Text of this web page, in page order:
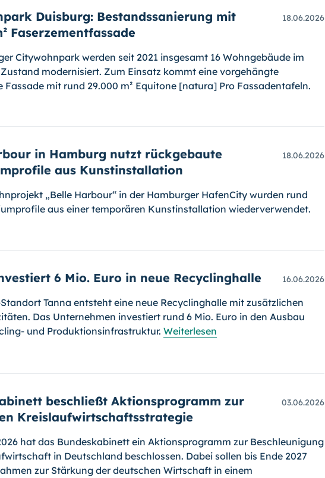
Duisburg: Bestandssanierung mit
Faserzementfassade
18.06.2026
Citywohnpark werden seit 2021 insgesamt 16 Wohngebäude im
modernisiert. Zum Einsatz kommt eine vorgehängte
Fassade mit rund 29.000 m² Equitone [natura] Pro Fassadentafeln.
in Hamburg nutzt rückgebaute
aus Kunstinstallation
18.06.2026
„Belle Harbour“ in der Hamburger HafenCity wurden rund
aus einer temporären Kunstinstallation wiederverwendet.
6 Mio. Euro in neue Recyclinghalle 16.06.2026
Tanna entsteht eine neue Recyclinghalle mit zusätzlichen
Das Unternehmen investiert rund 6 Mio. Euro in den Ausbau
und Produktionsinfrastruktur. Weiterlesen
beschließt Aktionsprogramm zur
Kreislaufwirtschaftsstrategie
03.06.2026
hat das Bundeskabinett ein Aktionsprogramm zur Beschleunigung
in Deutschland beschlossen. Dabei sollen bis Ende 2027
zur Stärkung der deutschen Wirtschaft in einem